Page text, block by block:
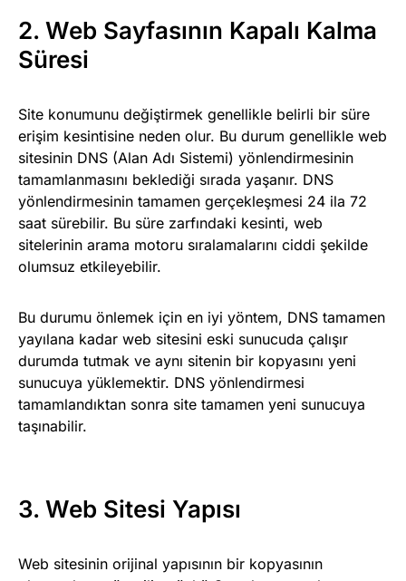
2. Web Sayfasının Kapalı Kalma
Süresi
Site konumunu değiştirmek genellikle belirli bir süre
erişim kesintisine neden olur. Bu durum genellikle web
sitesinin DNS (Alan Adı Sistemi) yönlendirmesinin
tamamlanmasını beklediği sırada yaşanır. DNS
yönlendirmesinin tamamen gerçekleşmesi 24 ila 72
saat sürebilir. Bu süre zarfındaki kesinti, web
sitelerinin arama motoru sıralamalarını ciddi şekilde
olumsuz etkileyebilir.
Bu durumu önlemek için en iyi yöntem, DNS tamamen
yayılana kadar web sitesini eski sunucuda çalışır
durumda tutmak ve aynı sitenin bir kopyasını yeni
sunucuya yüklemektir. DNS yönlendirmesi
tamamlandıktan sonra site tamamen yeni sunucuya
taşınabilir.
3. Web Sitesi Yapısı
Web sitesinin orijinal yapısının bir kopyasının